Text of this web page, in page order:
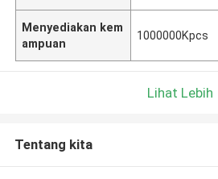
Menyediakan kem
ampuan
1000000Kpcs
Lihat Lebih
Tentang kita